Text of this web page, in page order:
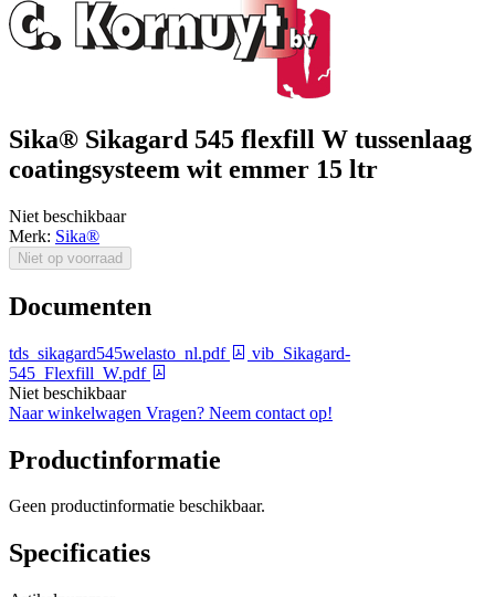
Sika® Sikagard 545 flexfill W tussenlaag
coatingsysteem wit emmer 15 ltr
Niet beschikbaar
Merk: Sika®
Niet op voorraad
Documenten
tds_sikagard545welasto_nl.pdf
vib_Sikagard-
545_Flexfill_W.pdf
Niet beschikbaar
Naar winkelwagen Vragen? Neem contact op!
Productinformatie
Geen productinformatie beschikbaar.
Specificaties